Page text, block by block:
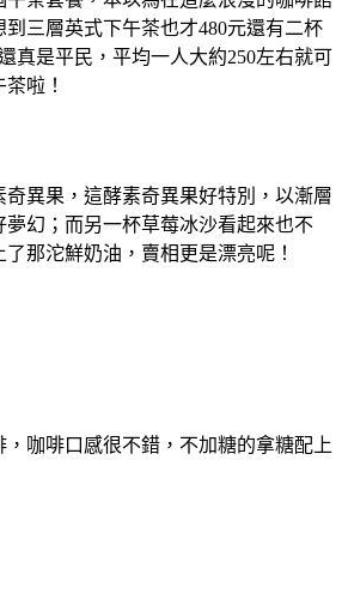
三層英式下午茶也才480元還有二杯
真是平民，平均一人大約250左右就可
啦！
異果，這酵素奇異果好特別，以漸層
幻；而另一杯草莓冰沙看起來也不
那沱鮮奶油，賣相更是漂亮呢！
咖啡口感很不錯，不加糖的拿糖配上